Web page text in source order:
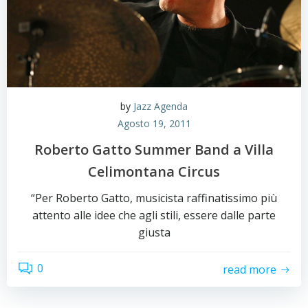
by Jazz Agenda
Agosto 19, 2011
Roberto Gatto Summer Band a Villa
Celimontana Circus
“Per Roberto Gatto, musicista raffinatissimo più
attento alle idee che agli stili, essere dalle parte
giusta
0 read more